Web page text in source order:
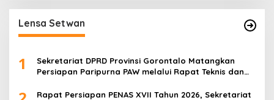
Lensa Setwan
1
Sekretariat DPRD Provinsi Gorontalo Matangkan
Persiapan Paripurna PAW melalui Rapat Teknis dan
Rapat Persiapan PENAS XVII Tahun 2026, Sekretariat